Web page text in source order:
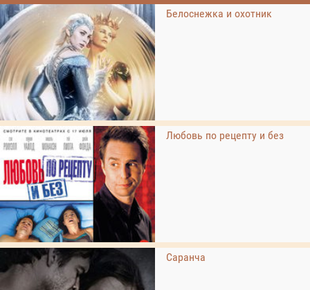
Белоснежка и охотник
Любовь по рецепту и без
Саранча